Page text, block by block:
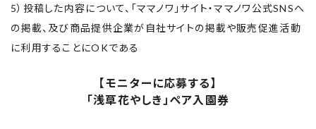
5）投稿した内容について、「ママノワ」サイト・ママノワ公式SNSへ
の掲載、及び商品提供企業が自社サイトの掲載や販売促進活動
に利用することにOKである
【モニターに応募する】
「浅草花やしき」ペア入園券